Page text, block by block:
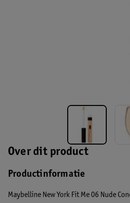
Over dit product
Productinformatie
Maybelline New York Fit Me 06 Nude